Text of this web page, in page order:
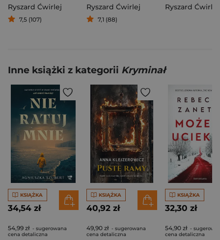
Ryszard Ćwirlej
7,5 (107)
Ryszard Ćwirlej
7,1 (88)
Ryszard Ćwirlej
Inne książki z kategorii Kryminał
KSIĄŻKA
34,54 zł
54,99 zł - sugerowana
cena detaliczna
KSIĄŻKA
40,92 zł
49,90 zł - sugerowana
cena detaliczna
KSIĄŻKA
32,30 zł
54,90 zł -
cena detaliczna